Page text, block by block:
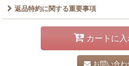
返品特約に関する重要事項
カートに
お問い合わ